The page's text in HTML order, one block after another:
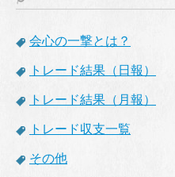
会心の一撃とは？
トレード結果（日報）
トレード結果（月報）
トレード収支一覧
その他